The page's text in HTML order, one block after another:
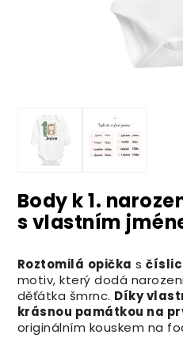
Body k 1.
s vlastním
Roztomilá opička s
motiv, který dodá
děťátka šmrnc. Díky
krásnou památkou na
originálním kouskem na